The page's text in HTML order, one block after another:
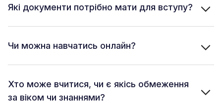
Які документи потрібно мати для вступу?
Чи можна навчатись онлайн?
Хто може вчитися, чи є якісь обмеження
за віком чи знаннями?